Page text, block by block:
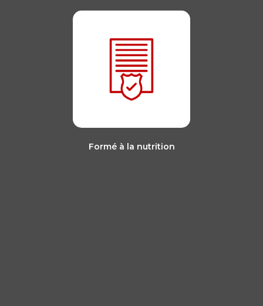
Formé à la nutrition